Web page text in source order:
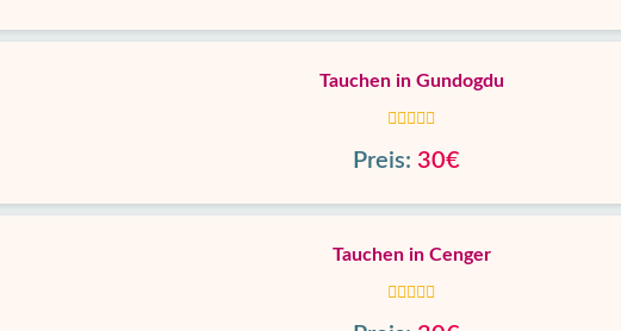
Tauchen in Gundogdu
Preis: 30€
Tauchen in Cenger